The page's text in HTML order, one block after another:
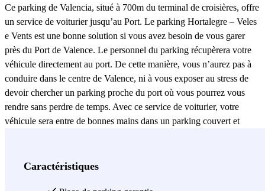
Ce parking de Valencia, situé à 700m du terminal de croisières, offre
un service de voiturier jusqu’au Port. Le parking Hortalegre – Veles
e Vents est une bonne solution si vous avez besoin de vous garer
près du Port de Valence. Le personnel du parking récupèrera votre
véhicule directement au port. De cette manière, vous n’aurez pas à
conduire dans le centre de Valence, ni à vous exposer au stress de
devoir chercher un parking proche du port où vous pourrez vous
rendre sans perdre de temps. Avec ce service de voiturier, votre
véhicule sera entre de bonnes mains dans un parking couvert et
n’importe quel moment (durant les horaires de check-in). Quelque
Caractéristiques